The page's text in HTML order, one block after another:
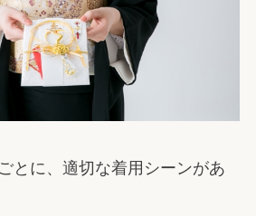
とに、適切な着用シーンがあ